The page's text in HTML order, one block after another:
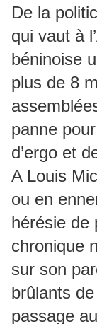
De la
qui vaut à
béninoise
plus de 8
panne
d’ergo et
A Louis
ou en
hérésie de
chronique
sur son
brûlants
passage